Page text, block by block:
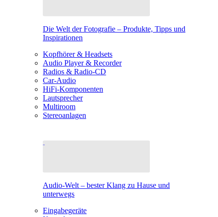
Die Welt der Fotografie – Produkte, Tipps und
Inspirationen
Kopfhörer & Headsets
Audio Player & Recorder
Radios & Radio-CD
Car-Audio
HiFi-Komponenten
Lautsprecher
Multiroom
Stereoanlagen
Audio-Welt – bester Klang zu Hause und
unterwegs
Eingabegeräte